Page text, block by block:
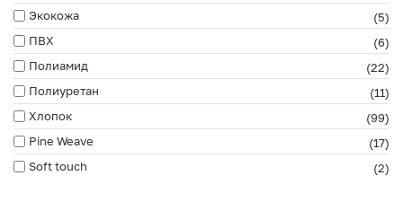
Экокожа
(5)
ПВХ
(6)
Полиамид
(22)
Полиуретан
(11)
Хлопок
(99)
Pine Weave
(17)
Soft touch
(2)